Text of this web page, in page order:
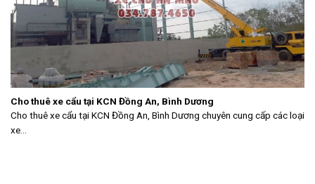
Cho thuê xe cẩu tại KCN Đồng An, Bình Dương
Cho thuê xe cẩu tại KCN Đồng An, Bình Dương chuyên cung cấp các loại
xe...